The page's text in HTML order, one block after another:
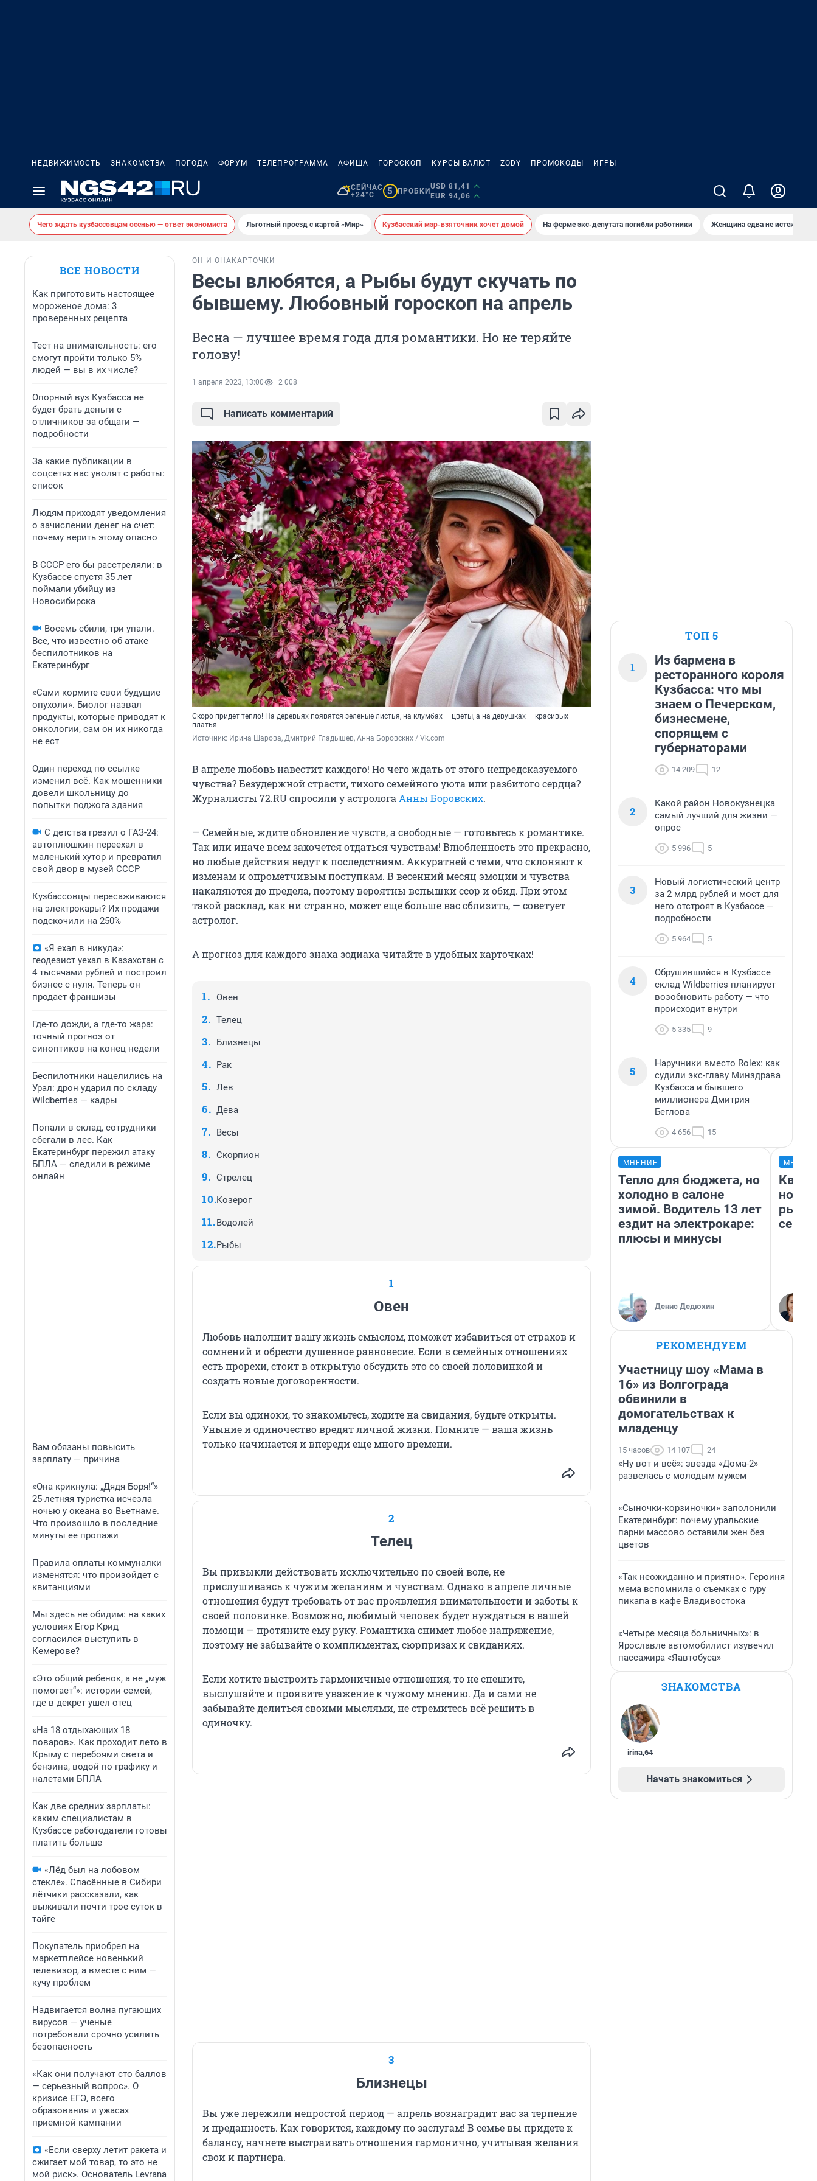
НЕДВИЖИМОСТЬ ЗНАКОМСТВА ПОГОДА ФОРУМ ТЕЛЕПРОГРАММА АФИША ГОРОСКОП КУРСЫ ВАЛЮТ ZODY ПРОМОКОДЫ ИГРЫ
СЕЙЧАС
+24°C
5 ПРОБКИ
USD 81,41
EUR 94,06
Чего ждать кузбассовцам осенью — ответ экономиста Льготный проезд с картой «Мир» Кузбасский мэр-взяточник хочет домой На ферме экс-депутата погибли работники Женщина едва не истекла
ВСЕ НОВОСТИ
Как приготовить настоящее
мороженое дома: 3
проверенных рецепта
Тест на внимательность: его
смогут пройти только 5%
людей — вы в их числе?
Опорный вуз Кузбасса не
будет брать деньги с
отличников за общаги —
подробности
За какие публикации в
соцсетях вас уволят с работы:
список
Людям приходят уведомления
о зачислении денег на счет:
почему верить этому опасно
В СССР его бы расстреляли: в
Кузбассе спустя 35 лет
поймали убийцу из
Новосибирска
Восемь сбили, три упали.
Все, что известно об атаке
беспилотников на
Екатеринбург
«Сами кормите свои будущие
опухоли». Биолог назвал
продукты, которые приводят к
онкологии, сам он их никогда
не ест
Один переход по ссылке
изменил всё. Как мошенники
довели школьницу до
попытки поджога здания
С детства грезил о ГАЗ-24:
автоплюшкин переехал в
маленький хутор и превратил
свой двор в музей СССР
Кузбассовцы пересаживаются
на электрокары? Их продажи
подскочили на 250%
«Я ехал в никуда»:
геодезист уехал в Казахстан с
4 тысячами рублей и построил
бизнес с нуля. Теперь он
продает франшизы
Где-то дожди, а где-то жара:
точный прогноз от
синоптиков на конец недели
Беспилотники нацелились на
Урал: дрон ударил по складу
Wildberries — кадры
Попали в склад, сотрудники
сбегали в лес. Как
Екатеринбург пережил атаку
БПЛА — следили в режиме
онлайн
Вам обязаны повысить
зарплату — причина
«Она крикнула: „Дядя Боря!“»
25-летняя туристка исчезла
ночью у океана во Вьетнаме.
Что произошло в последние
минуты ее пропажи
Правила оплаты коммуналки
изменятся: что произойдет с
квитанциями
Мы здесь не обидим: на каких
условиях Егор Крид
согласился выступить в
Кемерове?
«Это общий ребенок, а не „муж
помогает“»: истории семей,
где в декрет ушел отец
«На 18 отдыхающих 18
поваров». Как проходит лето в
Крыму с перебоями света и
бензина, водой по графику и
налетами БПЛА
Как две средних зарплаты:
каким специалистам в
Кузбассе работодатели готовы
платить больше
«Лёд был на лобовом
стекле». Спасённые в Сибири
лётчики рассказали, как
выживали почти трое суток в
тайге
Покупатель приобрел на
маркетплейсе новенький
телевизор, а вместе с ним —
кучу проблем
Надвигается волна пугающих
вирусов — ученые
потребовали срочно усилить
безопасность
«Как они получают сто баллов
— серьезный вопрос». О
кризисе ЕГЭ, всего
образования и ужасах
приемной кампании
«Если сверху летит ракета и
сжигает мой товар, то это не
мой риск». Основатель Levrana
ОН И ОНА КАРТОЧКИ
Весы влюбятся, а Рыбы будут скучать по
бывшему. Любовный гороскоп на апрель
Весна — лучшее время года для романтики. Но не теряйте
голову!
1 апреля 2023, 13:00 2 008
Написать комментарий
Скоро придет тепло! На деревьях появятся зеленые листья, на клумбах — цветы, а на девушках — красивых
платья
Источник: Ирина Шарова, Дмитрий Гладышев, Анна Боровских / Vk.com
В апреле любовь навестит каждого! Но чего ждать от этого непредсказуемого
чувства? Безудержной страсти, тихого семейного уюта или разбитого сердца?
Журналисты 72.RU cпросили у астролога Анны Боровских.
— Семейные, ждите обновление чувств, а свободные — готовьтесь к романтике.
Так или иначе всем захочется отдаться чувствам! Влюбленность это прекрасно,
но любые действия ведут к последствиям. Аккуратней с теми, что склоняют к
изменам и опрометчивым поступкам. В весенний месяц эмоции и чувства
накаляются до предела, поэтому вероятны вспышки ссор и обид. При этом
такой расклад, как ни странно, может еще больше вас сблизить, — советует
астролог.
А прогноз для каждого знака зодиака читайте в удобных карточках!
Овен
Телец
Близнецы
Рак
Лев
Дева
Весы
Скорпион
Стрелец
Козерог
Водолей
Рыбы
1
Овен
Любовь наполнит вашу жизнь смыслом, поможет избавиться от страхов и
сомнений и обрести душевное равновесие. Если в семейных отношениях
есть прорехи, стоит в открытую обсудить это со своей половинкой и
создать новые договоренности.
Если вы одиноки, то знакомьтесь, ходите на свидания, будьте открыты.
Уныние и одиночество вредят личной жизни. Помните — ваша жизнь
только начинается и впереди еще много времени.
2
Телец
Вы привыкли действовать исключительно по своей воле, не
прислушиваясь к чужим желаниям и чувствам. Однако в апреле личные
отношения будут требовать от вас проявления внимательности и заботы к
своей половинке. Возможно, любимый человек будет нуждаться в вашей
помощи — протяните ему руку. Романтика снимет любое напряжение,
поэтому не забывайте о комплиментах, сюрпризах и свиданиях.
Если хотите выстроить гармоничные отношения, то не спешите,
выслушайте и проявите уважение к чужому мнению. Да и сами не
забывайте делиться своими мыслями, не стремитесь всё решить в
одиночку.
3
Близнецы
Вы уже пережили непростой период — апрель вознаградит вас за терпение
и преданность. Как говорится, каждому по заслугам! В семье вы придете к
балансу, начнете выстраивать отношения гармонично, учитывая желания
свои и партнера.
ТОП 5
1
Из бармена в
ресторанного короля
Кузбасса: что мы
знаем о Печерском,
бизнесмене,
спорящем с
губернаторами
14 209 12
2
Какой район Новокузнецка
самый лучший для жизни —
опрос
5 996 5
3
Новый логистический центр
за 2 млрд рублей и мост для
него отстроят в Кузбассе —
подробности
5 964 5
4
Обрушившийся в Кузбассе
склад Wildberries планирует
возобновить работу — что
происходит внутри
5 335 9
5
Наручники вместо Rolex: как
судили экс-главу Минздрава
Кузбасса и бывшего
миллионера Дмитрия
Беглова
4 656 15
МНЕНИЕ
Тепло для бюджета, но
холодно в салоне
зимой. Водитель 13 лет
ездит на электрокаре:
плюсы и минусы
Денис Дедюхин
но
РЕКОМЕНДУЕМ
Участницу шоу «Мама в
16» из Волгограда
обвинили в
домогательствах к
младенцу
15 часов 14 107 24
«Ну вот и всё»: звезда «Дома-2»
развелась с молодым мужем
«Сыночки-корзиночки» заполонили
Екатеринбург: почему уральские
парни массово оставили жен без
цветов
«Так неожиданно и приятно». Героиня
мема вспомнила о съемках с гуру
пикапа в кафе Владивостока
«Четыре месяца больничных»: в
Ярославле автомобилист изувечил
пассажира «Яавтобуса»
ЗНАКОМСТВА
irina,64
Начать знакомиться